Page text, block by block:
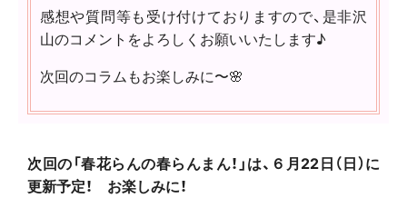
感想や質問等も受け付けておりますので、是非沢
山のコメントをよろしくお願いいたします♪
次回のコラムもお楽しみに〜🌸
次回の「春花らんの春らんまん！」は、６ 月22日（日）に
更新予定！ お楽しみに！